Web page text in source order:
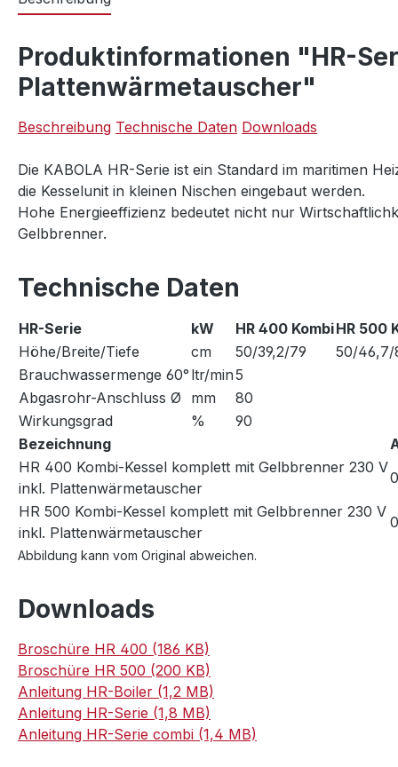
Produktinformationen "HR-
Plattenwärmetauscher"
Beschreibung Technische Daten Downloads
Die KABOLA HR-Serie ist ein Standard im maritimen
die Kesselunit in kleinen Nischen eingebaut werden.
Hohe Energieeffizienz bedeutet nicht nur
Gelbbrenner.
Technische Daten
HR-Serie kW HR 400 KombiHR 500
Höhe/Breite/Tiefe
cm 50/39,2/79
50/46,7/
Brauchwassermenge 60° ltr/min5
Abgasrohr-Anschluss Ø
mm
80
Wirkungsgrad
%
90
Bezeichnung
HR 400 Kombi-Kessel komplett mit Gelbbrenner 230 V
inkl. Plattenwärmetauscher
HR 500 Kombi-Kessel komplett mit Gelbbrenner 230 V
inkl. Plattenwärmetauscher
Abbildung kann vom Original abweichen.
Downloads
Broschüre HR 400 (186 KB)
Broschüre HR 500 (200 KB)
Anleitung HR-Boiler (1,2 MB)
Anleitung HR-Serie (1,8 MB)
Anleitung HR-Serie combi (1,4 MB)